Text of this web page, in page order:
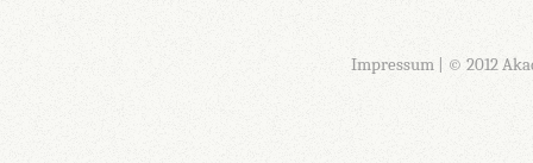
Impressum| © 2012